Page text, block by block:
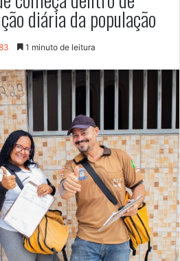
diária da população
1 minuto de leitura